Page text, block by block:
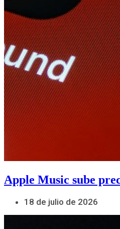
Apple Music sube
18 de julio de 2026